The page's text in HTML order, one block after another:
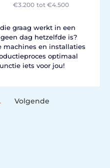
€3.200 tot €4.500
graag werkt in een
dag hetzelfde is?
en installaties
optimaal
iets voor jou!
Volgende